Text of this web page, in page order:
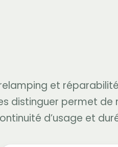
et
distinguer permet de
d’usage et